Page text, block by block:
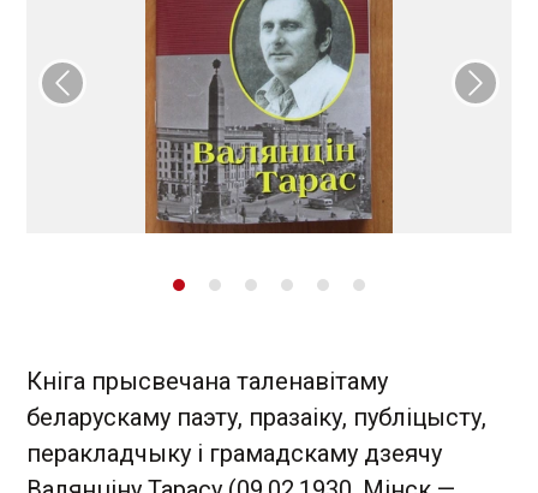
Папярэдні слайд
Кніга прысвечана таленавітаму
беларускаму паэту, празаіку, публіцысту,
перакладчыку і грамадскаму дзеячу